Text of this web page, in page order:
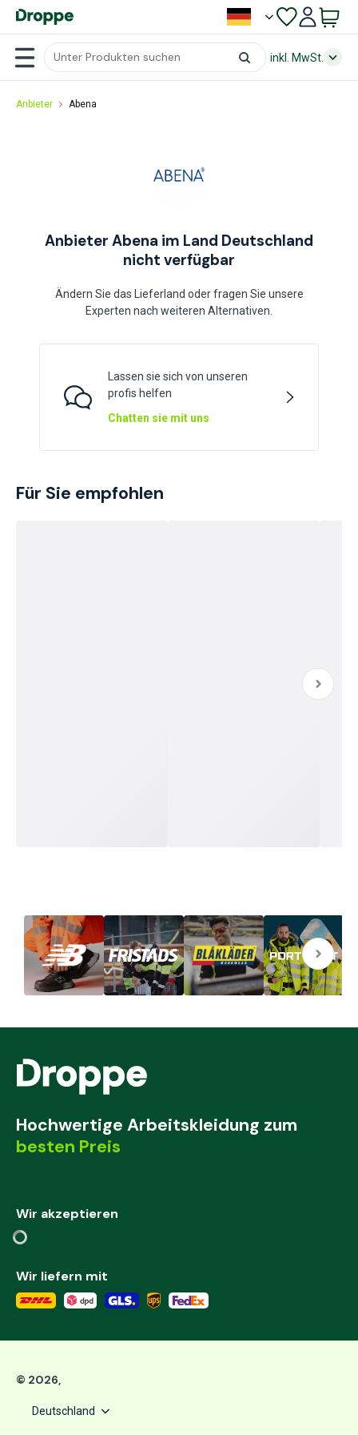
inkl. MwSt.
Anbieter Abena
Anbieter Abena im Land Deutschland
nicht verfügbar
Ändern Sie das Lieferland oder fragen Sie unsere
Experten nach weiteren Alternativen.
Lassen sie sich von unseren
profis helfen
Chatten sie mit uns
Für Sie empfohlen
Hochwertige Arbeitskleidung zum
besten Preis
Wir akzeptieren
Wir liefern mit
© 2026,
Deutschland